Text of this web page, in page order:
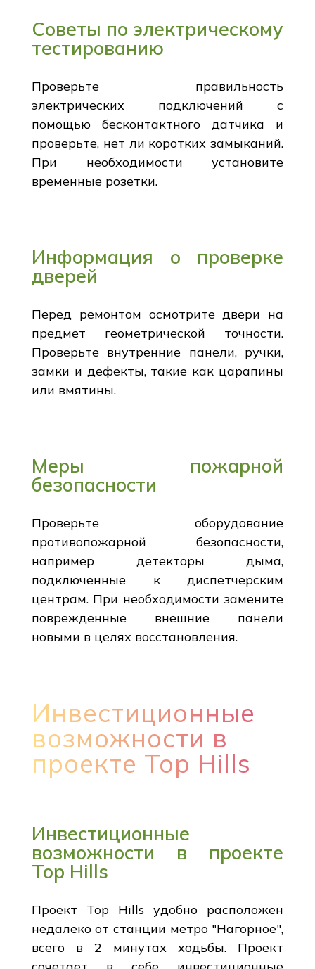
Советы по электрическому
тестированию
Проверьте правильность
электрических подключений с
помощью бесконтактного датчика и
проверьте, нет ли коротких замыканий.
При необходимости установите
временные розетки.
Информация о проверке
дверей
Перед ремонтом осмотрите двери на
предмет геометрической точности.
Проверьте внутренние панели, ручки,
замки и дефекты, такие как царапины
или вмятины.
Меры пожарной
безопасности
Проверьте оборудование
противопожарной безопасности,
например детекторы дыма,
подключенные к диспетчерским
центрам. При необходимости замените
поврежденные внешние панели
новыми в целях восстановления.
Инвестиционные
возможности в
проекте Top Hills
Инвестиционные
возможности в проекте
Top Hills
Проект Top Hills удобно расположен
недалеко от станции метро "Нагорное",
всего в 2 минутах ходьбы. Проект